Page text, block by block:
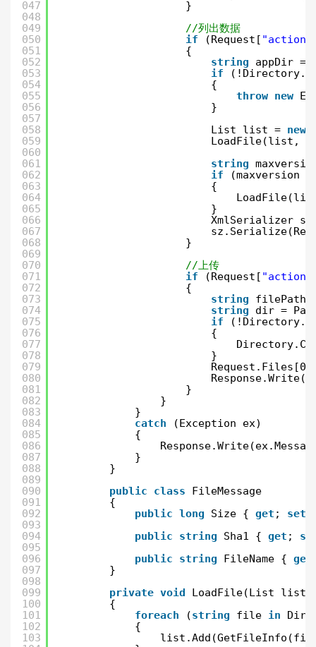
047
048
049
050
051
052
053
054
055
056
057
058
059
060
061
062
063
064
065
066
067
068
069
070
071
072
073
074
075
076
077
078
079
080
081
082
083
084
085
086
087
088
089
090
091
092
093
094
095
096
097
098
099
100
101
102
103
}
//列出数据
if
(Request[ "action"
{
string
appDir =
if
{
throw new
}
List list = new
LoadFile(list,
string
if
(maxversion
{
}
XmlSerializer
}
//上传
if
(Request[ "action"
{
string
filePath
string
dir =
if
{
}
Response.Write(
}
}
}
catch
(Exception ex)
{
}
}
public
class
FileMessage
{
public long Size { get ; set
public
string Sha1 { get ;
public
string FileName { get
}
private void
LoadFile(List
{
foreach
(string file in
{